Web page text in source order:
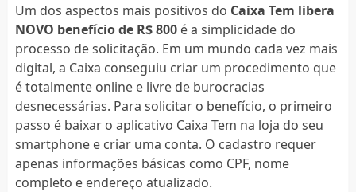
Um dos aspectos mais positivos do Caixa Tem libera
NOVO benefício de R$ 800é a simplicidade do
processo de solicitação. Em um mundo cada vez mais
digital, a Caixa conseguiu criar um procedimento que
é totalmente online e livre de burocracias
desnecessárias. Para solicitar o benefício, o primeiro
passo é baixar o aplicativo Caixa Tem na loja do seu
smartphone e criar uma conta. O cadastro requer
apenas informações básicas como CPF, nome
completo e endereço atualizado.